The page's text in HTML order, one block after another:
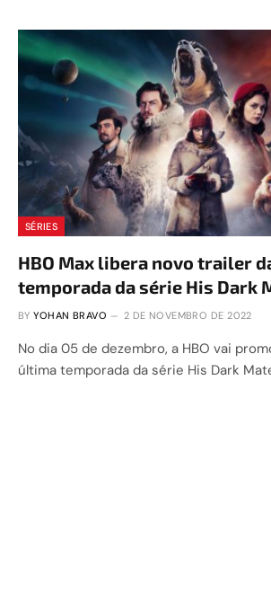
SÉRIES
HBO Max libera novo trailer
temporada da série His Dark
BY YOHAN BRAVO 2 DE NOVEMBRO DE 2022
No dia 05 de dezembro, a HBO vai
última temporada da série His Dark